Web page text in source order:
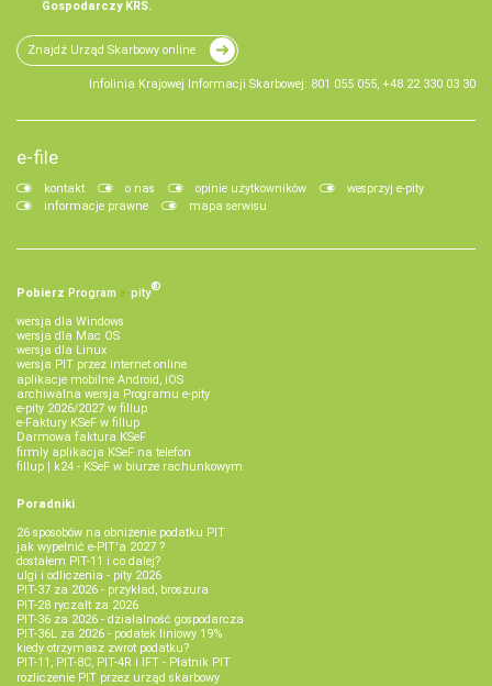
Gospodarczy KRS.
Znajdź Urząd Skarbowy online
Infolinia Krajowej Informacji Skarbowej: 801 055 055, +48 22 330 03 30
e-file
kontakt o nas opinie użytkowników
wesprzyj e-pity
informacje prawne
mapa serwisu
Pobierz Program e‑pity®
wersja dla Windows
wersja dla Mac OS
wersja dla Linux
wersja PIT przez internet online
aplikacje mobilne Android, iOS
archiwalna wersja Programu e-pity
e-pity 2026/2027 w fillup
e‑Faktury KSeF w fillup
Darmowa faktura KSeF
firmly aplikacja KSeF na telefon
fillup | k24 - KSeF w biurze rachunkowym
Poradniki
26 sposobów na obniżenie podatku PIT
jak wypełnić e-PIT'a 2027 ?
dostałem PIT-11 i co dalej?
ulgi i odliczenia - pity 2026
PIT-37 za 2026 - przykład, broszura
PIT-28 ryczałt za 2026
PIT-36 za 2026 - działalność gospodarcza
PIT-36L za 2026 - podatek liniowy 19%
kiedy otrzymasz zwrot podatku?
PIT-11, PIT-8C, PIT-4R i IFT - Płatnik PIT
rozliczenie PIT przez urząd skarbowy